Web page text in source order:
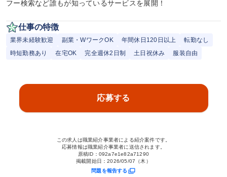
フー検索など誰もが知っているサービスを展開！
仕事の特徴
業界未経験歓迎 副業・WワークOK 年間休日120日以上
転勤なし
時短勤務あり
在宅OK 完全週休2日制 土日祝休み 服装自由
応募する
この求人は職業紹介事業者による紹介案件です。
応募情報は職業紹介事業者に送信されます。
原稿ID： 092a7e1e82a71290
掲載開始日：2026/05/07（木）
問題を報告する